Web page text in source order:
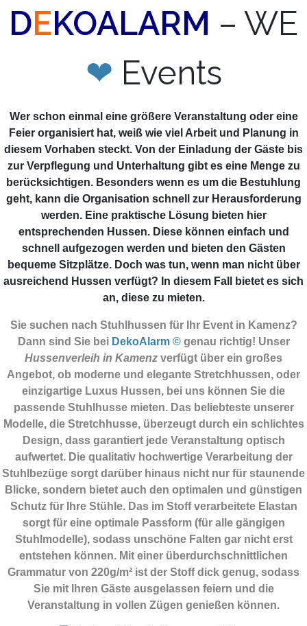
DEKOALARM – WE
❤ Events
Wer schon einmal eine größere Veranstaltung oder eine
Feier organisiert hat, weiß wie viel Arbeit und Planung in
diesem Vorhaben steckt. Von der Einladung der Gäste bis
zur Verpflegung und Unterhaltung gibt es eine Menge zu
berücksichtigen. Besonders wenn es um die Bestuhlung
geht, kann die Organisation schnell zur Herausforderung
werden. Eine praktische Lösung bieten hier
entsprechenden Hussen. Diese können einfach und
schnell aufgezogen werden und bieten den Gästen
bequeme Sitzplätze. Doch was tun, wenn man nicht über
ausreichend Hussen verfügt? In diesem Fall bietet es sich
an, diese zu mieten.
Sie suchen nach Stuhlhussen für Ihr Event in Kamenz?
Dann sind Sie bei DekoAlarm © genau richtig! Unser
Hussenverleih in Kamenz verfügt über ein großes
Angebot, ob moderne und elegante Stretchhussen, oder
einzigartige Luxus Hussen, bei uns können Sie die
passende Stuhlhusse mieten. Das beliebteste unserer
Modelle, die Stretchhusse, überzeugt durch ein schlichtes
Design, dass garantiert jede Veranstaltung optisch
aufwertet. Die qualitativ hochwertige Verarbeitung der
Stuhlbezüge sorgt darüber hinaus nicht nur für staunende
Blicke, sondern bietet auch den optimalen und günstigen
Schutz für Ihre Stühle. Das im Stoff verarbeitete Elastan
sorgt für eine optimale Passform (für alle gängigen
Stuhlmodelle), sodass unschöne Falten gar nicht erst
entstehen können. Mit einer überdurchschnittlichen
Grammatur von 220g/m² ist der Stoff dick genug, sodass
Sie mit Ihren Gäste ausgelassen feiern und die
Veranstaltung in vollen Zügen genießen können.